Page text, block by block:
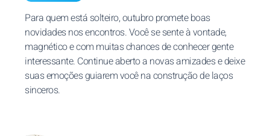
Para quem está solteiro, outubro promete boas
novidades nos encontros. Você se sente à vontade,
magnético e com muitas chances de conhecer gente
interessante. Continue aberto a novas amizades e deixe
suas emoções guiarem você na construção de laços
sinceros.